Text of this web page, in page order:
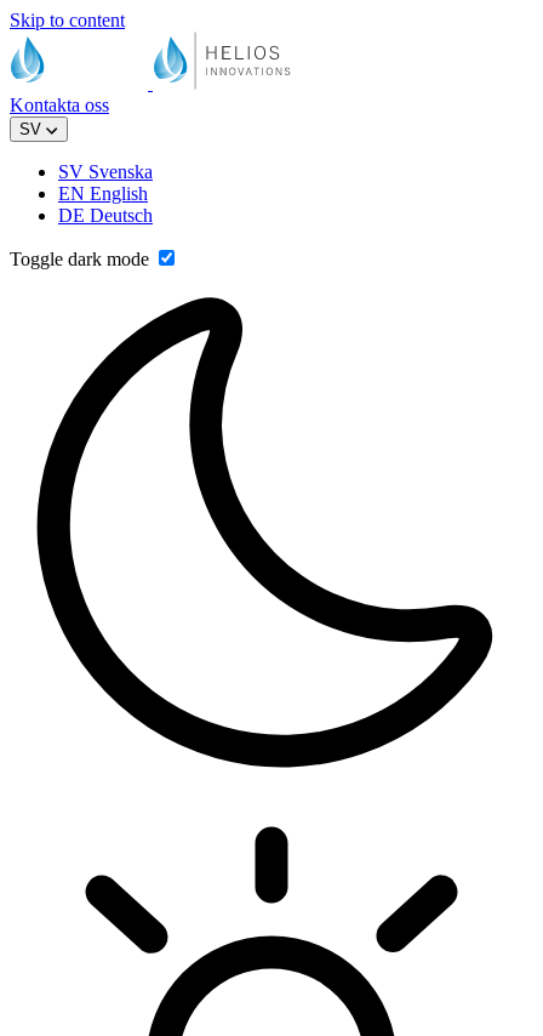
Skip to content
Kontakta oss
SV
SV Svenska
EN English
DE Deutsch
Toggle dark mode